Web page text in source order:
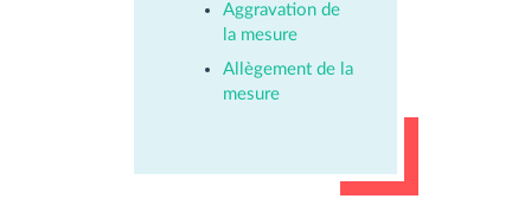
Aggravation de
la mesure
Allègement de la
mesure